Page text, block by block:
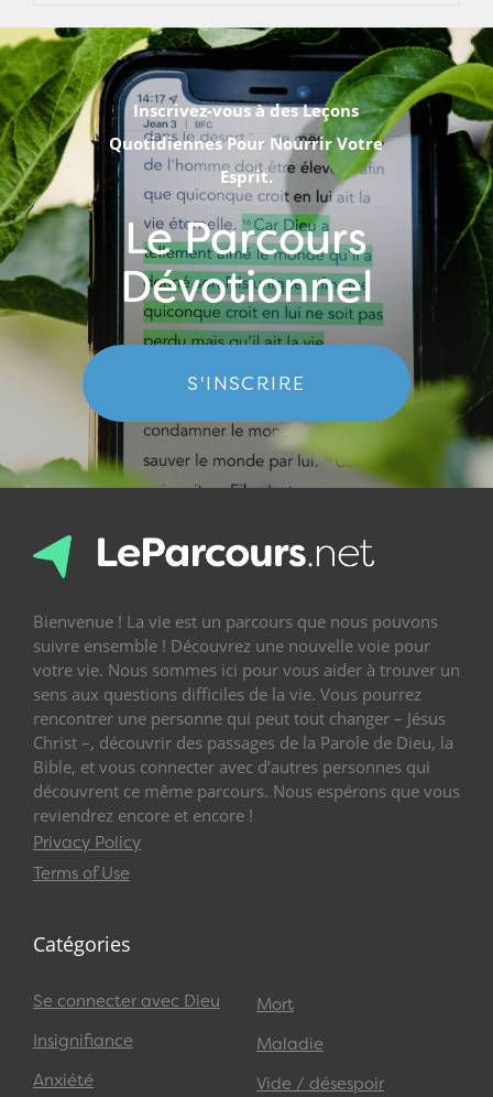
Inscrivez-vous à des Leçons
Quotidiennes Pour Nourrir Votre
Esprit.
Le Parcours
Dévotionnel
S'INSCRIRE
Bienvenue ! La vie est un parcours que nous pouvons
suivre ensemble ! Découvrez une nouvelle voie pour
votre vie. Nous sommes ici pour vous aider à trouver un
sens aux questions difficiles de la vie. Vous pourrez
rencontrer une personne qui peut tout changer – Jésus
Christ –, découvrir des passages de la Parole de Dieu, la
Bible, et vous connecter avec d’autres personnes qui
découvrent ce même parcours. Nous espérons que vous
reviendrez encore et encore !
Privacy Policy
Terms of Use
Catégories
Se connecter avec Dieu
Insignifiance
Anxiété
Mort
Maladie
Vide / désespoir